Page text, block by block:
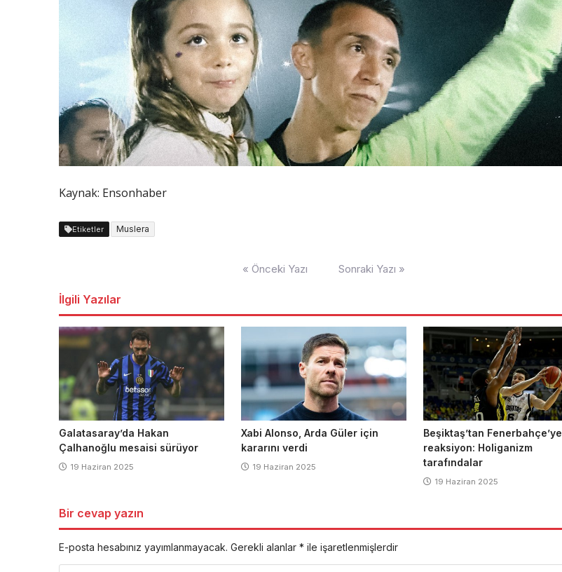
Kaynak: Ensonhaber
Etiketler Muslera
« Önceki Yazı Sonraki Yazı »
İlgili Yazılar
Galatasaray’da Hakan
Çalhanoğlu mesaisi sürüyor
19 Haziran 2025
Xabi Alonso, Arda Güler için
kararını verdi
19 Haziran 2025
Beşiktaş’tan Fenerbahçe’ye
reaksiyon: Holiganizm
tarafındalar
19 Haziran 2025
Bir cevap yazın
E-posta hesabınız yayımlanmayacak. Gerekli alanlar * ile işaretlenmişlerdir